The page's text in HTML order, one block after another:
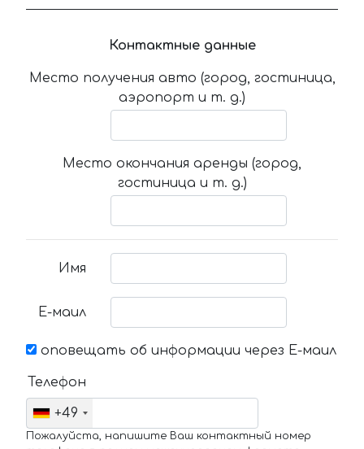
Контактные данные
Место получения авто (город, гостиница,
аэропорт и т. д.)
Место окончания аренды (город,
гостиница и т. д.)
Имя
Е-маил
оповещать об информации через Е-маил
Телефон
+49
Пожалуйста, напишите Ваш контактный номер